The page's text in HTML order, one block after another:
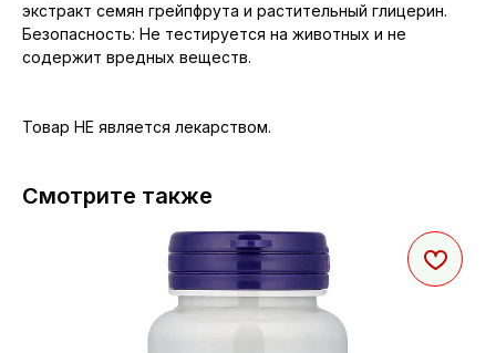
экстракт семян грейпфрута и растительный глицерин.
Безопасность: Не тестируется на животных и не
содержит вредных веществ.
Товар НЕ является лекарством.
Смотрите также